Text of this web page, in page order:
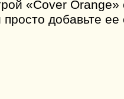
«Cover
добавьте ее